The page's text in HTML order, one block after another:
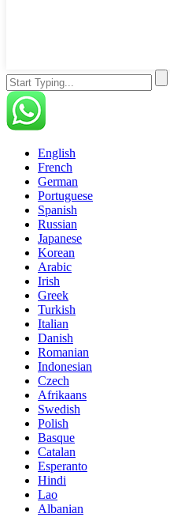
English
French
German
Portuguese
Spanish
Russian
Japanese
Korean
Arabic
Irish
Greek
Turkish
Italian
Danish
Romanian
Indonesian
Czech
Afrikaans
Swedish
Polish
Basque
Catalan
Esperanto
Hindi
Lao
Albanian